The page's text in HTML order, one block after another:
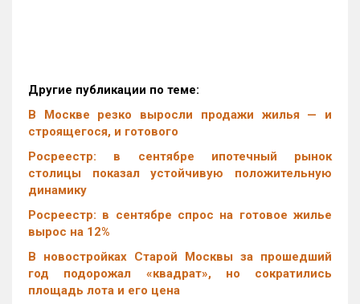
Другие публикации по теме:
В Москве резко выросли продажи жилья — и
строящегося, и готового
Росреестр: в сентябре ипотечный рынок
столицы показал устойчивую положительную
динамику
Росреестр: в сентябре спрос на готовое жилье
вырос на 12%
В новостройках Старой Москвы за прошедший
год подорожал «квадрат», но сократились
площадь лота и его цена